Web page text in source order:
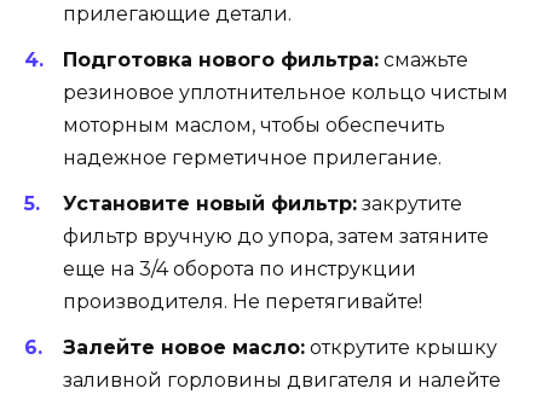
прилегающие детали.
Подготовка нового фильтра: смажьте
резиновое уплотнительное кольцо чистым
моторным маслом, чтобы обеспечить
надежное герметичное прилегание.
Установите новый фильтр: закрутите
фильтр вручную до упора, затем затяните
еще на 3/4 оборота по инструкции
производителя. Не перетягивайте!
Залейте новое масло: открутите крышку
заливной горловины двигателя и налейте